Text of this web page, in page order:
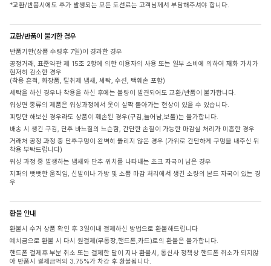
*교환/반품시에도 추가 발생되는 모든 도선료는 고객님께서 부담해주셔야 합니다.
교환/반품이 불가한 경우
반품기한(상품 수령후 7일)이 경과한 경우
공정거래, 표준약관 제 15조 2항에 의한 이용자의 사용 또는 일부 소비에 의하여 재화 가치가
현저히 감소한 경우
(착용 흔적, 화장품, 탈취제 냄새, 세탁, 수선, 택훼손 포함)
세탁을 하신 경우나 착용을 하신 후에는 불량이 발견되어도 교환/반품이 불가합니다.
워싱면 종류의 제품은 워싱과정에서 옷이 살짝 돌아가는 현상이 있을 수 있습니다.
피팅만 해보신 경우라도 상품이 훼손된 경우(구김,늘어남,보풀)는 불가합니다.
배송 시 생긴 구김, 단추 바느질의 느슨함, 간단한 손질이 가능한 마감실 처리가 미흡한 경우
거래처 공정 과정 중 단추구멍이 완벽히 뚫리지 않은 경우 (가위로 간단하게 구멍을 내주신 뒤
착용 부탁드립니다)
워싱 과정 중 발생하는 냄새와 단추 위치를 나타내는 초크 자국이 남은 경우
지퍼의 뻣뻣한 움직임, 신발이나 가방 및 소품 마감 처리에서 생긴 소량의 본드 자국이 있는 경
우
환불 안내
환불시 수거 상품 확인 후 3일이내 결제하신 방법으로 환불해드립니다
예치금으로 환불 시 다시 원결제(무통장,핸드폰,카드)로의 환불은 불가합니다.
핸드폰 결제후 부분 취소 또는 결제한 달이 지나 환불시, 통신사 정책상 핸드폰 취소가 되지않
아 반품시 결제금액의 3.75%가 차감 후 환불됩니다.